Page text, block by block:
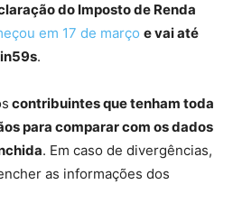
do Imposto de Renda
em 17 de março e vai até
.
contribuintes que tenham toda
para comparar com os dados
. Em caso de divergências,
as informações dos